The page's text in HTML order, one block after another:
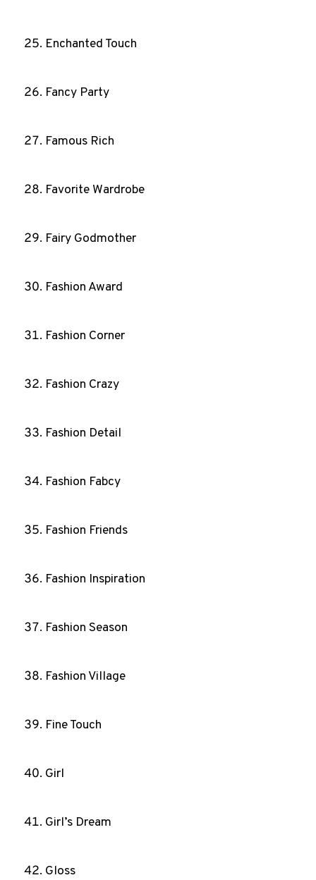
Enchanted Touch
Fancy Party
Famous Rich
Favorite Wardrobe
Fairy Godmother
Fashion Award
Fashion Corner
Fashion Crazy
Fashion Detail
Fashion Fabcy
Fashion Friends
Fashion Inspiration
Fashion Season
Fashion Village
Fine Touch
Girl
Girl’s Dream
Gloss